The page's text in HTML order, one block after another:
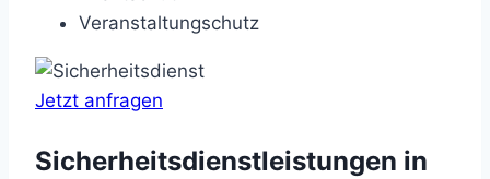
Veranstaltungschutz
Jetzt anfragen
Sicherheitsdienstleistungen in